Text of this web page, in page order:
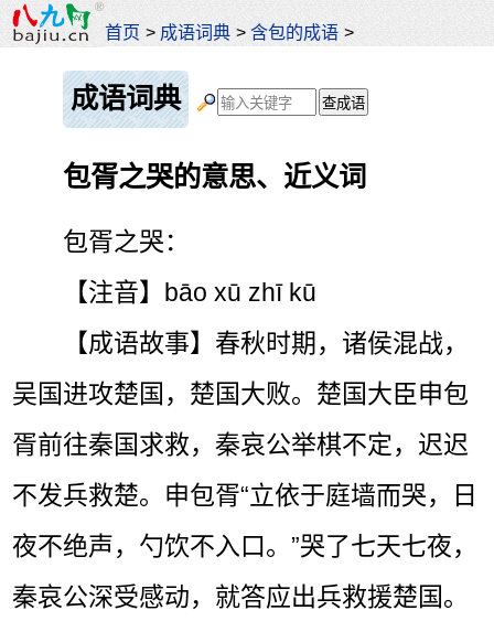
首页 > 成语词典 >含包的成语 >
成语词典
包胥之哭的意思、近义词
包胥之哭：
【注音】bāo xū zhī kū
【成语故事】春秋时期，诸侯混战，
吴国进攻楚国，楚国大败。楚国大臣申包
胥前往秦国求救，秦哀公举棋不定，迟迟
不发兵救楚。申包胥“立依于庭墙而哭，日
夜不绝声，勺饮不入口。”哭了七天七夜，
秦哀公深受感动，就答应出兵救援楚国。